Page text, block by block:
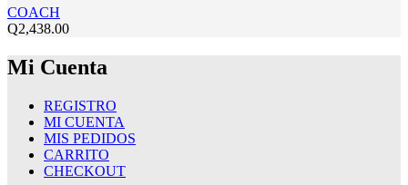
COACH
Q2,438.00
Mi Cuenta
REGISTRO
MI CUENTA
MIS PEDIDOS
CARRITO
CHECKOUT